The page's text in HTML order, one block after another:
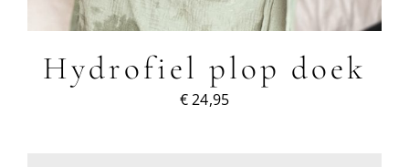
Hydrofiel plop doek
€24,95